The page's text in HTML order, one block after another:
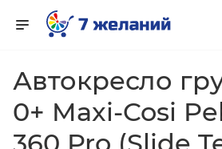
Автокресло
0+ Maxi-Cosi